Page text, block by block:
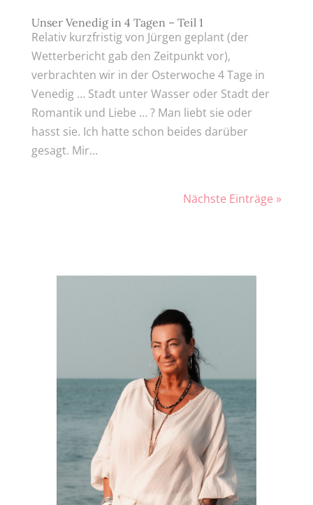
Unser Venedig in 4 Tagen – Teil 1
Relativ kurzfristig von Jürgen geplant (der
Wetterbericht gab den Zeitpunkt vor),
verbrachten wir in der Osterwoche 4 Tage in
Venedig … Stadt unter Wasser oder Stadt der
Romantik und Liebe … ? Man liebt sie oder
hasst sie. Ich hatte schon beides darüber
gesagt. Mir...
Nächste Einträge »